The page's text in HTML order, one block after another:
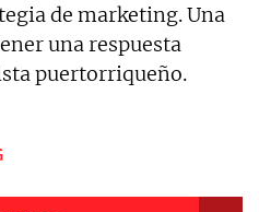
de marketing. Una
una respuesta
puertorriqueño.